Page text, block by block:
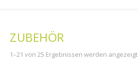
ZUBEHÖR
1–21 von 25 Ergebnissen werden angezeigt